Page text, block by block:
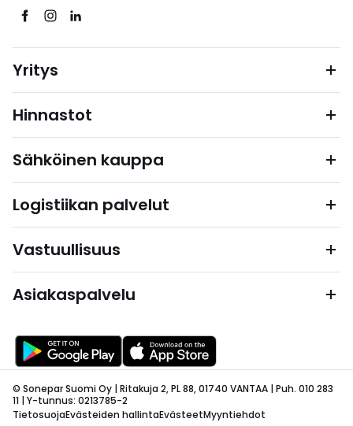
Yritys
Hinnastot
Sähköinen kauppa
Logistiikan palvelut
Vastuullisuus
Asiakaspalvelu
© Sonepar Suomi Oy | Ritakuja 2, PL 88, 01740 VANTAA | Puh. 010 283
11 | Y-tunnus: 0213785-2
TietosuojaEvästeiden hallintaEvästeetMyyntiehdot